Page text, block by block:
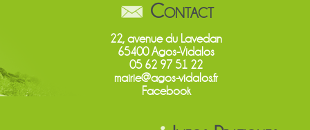
Contact
22, avenue du Lavedan
65400 Agos-Vidalos
05 62 97 51 22
mairie@agos-vidalos.fr
Facebook